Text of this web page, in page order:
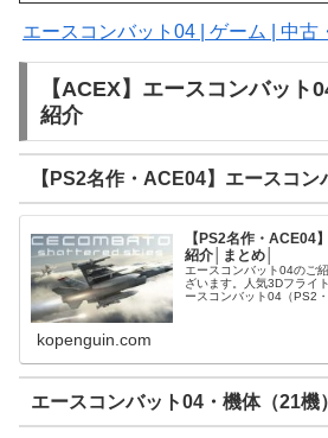
エースコンバット04 | ゲーム | 中古
【ACEX】エースコンバット
紹介
【PS2名作・ACE04】エースコ
【PS2名作・ACE04
紹介│まとめ│
エースコンバット04のご
ざいます。人気3Dフライ
ースコンバット04（PS2
kopenguin.com
エースコンバット04・機体（21機